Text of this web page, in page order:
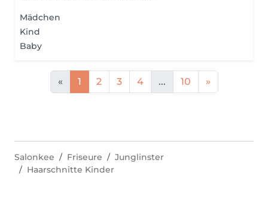
Mädchen
Kind
Baby
« 1 2 3 4 ... 10 »
Salonkee Friseure
Junglinster
Haarschnitte Kinder